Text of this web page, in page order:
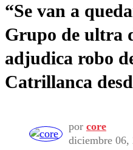
Frecuencias
Agricultura
Deportes
Colo Colo
Motor
Torneo
Torneo
Entretención
Noticias
Internacional
Nacional
Vida Social
Programas
“Se van a
Grupo de ultra
adjudica robo
Catrillanca
por core
diciembre 06,